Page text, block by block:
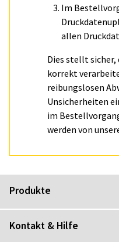
Im
allen
Dies stellt sicher,
korrekt
reibungslosen
Unsicherheiten
im
werden von
Produkte
Kontakt & Hilfe